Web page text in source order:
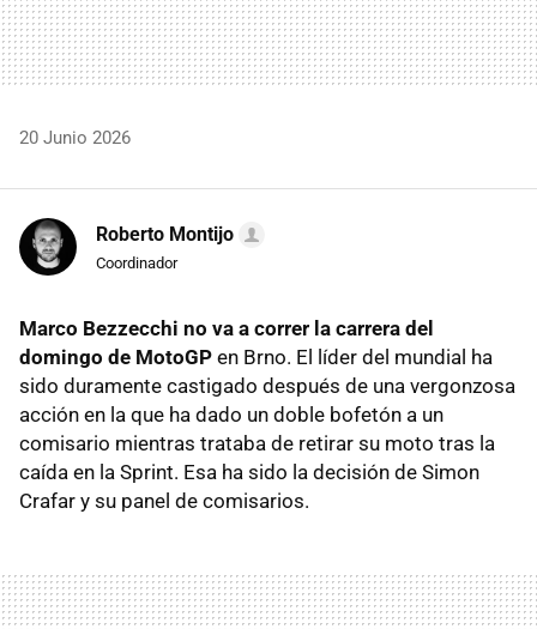
20 Junio 2026
Roberto Montijo
Coordinador
Marco Bezzecchi no va a correr la carrera del
domingo de MotoGP en Brno. El líder del mundial ha
sido duramente castigado después de una vergonzosa
acción en la que ha dado un doble bofetón a un
comisario mientras trataba de retirar su moto tras la
caída en la Sprint. Esa ha sido la decisión de Simon
Crafar y su panel de comisarios.